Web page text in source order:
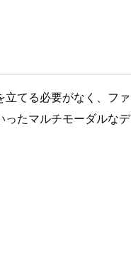
てる必要がなく、フ
たマルチモーダルなデ